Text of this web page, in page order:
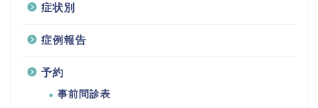
症状別
症例報告
予約
事前問診表